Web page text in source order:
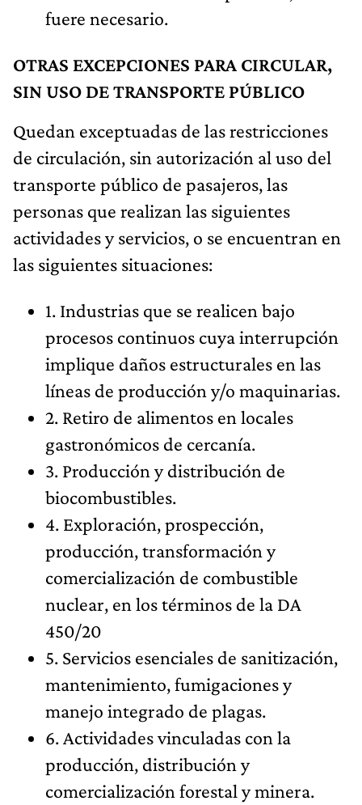
fuere necesario.
OTRAS EXCEPCIONES PARA CIRCULAR,
SIN USO DE TRANSPORTE PÚBLICO
Quedan exceptuadas de las restricciones
de circulación, sin autorización al uso del
transporte público de pasajeros, las
personas que realizan las siguientes
actividades y servicios, o se encuentran en
las siguientes situaciones:
1. Industrias que se realicen bajo
procesos continuos cuya interrupción
implique daños estructurales en las
líneas de producción y/o maquinarias.
2. Retiro de alimentos en locales
gastronómicos de cercanía.
3. Producción y distribución de
biocombustibles.
4. Exploración, prospección,
producción, transformación y
comercialización de combustible
nuclear, en los términos de la DA
450/20
5. Servicios esenciales de sanitización,
mantenimiento, fumigaciones y
manejo integrado de plagas.
6. Actividades vinculadas con la
producción, distribución y
comercialización forestal y minera.